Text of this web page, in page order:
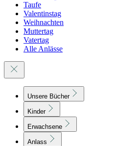
Taufe
Valentinstag
Weihnachten
Muttertag
Vatertag
Alle Anlässe
Unsere Bücher
Kinder
Erwachsene
Anlass